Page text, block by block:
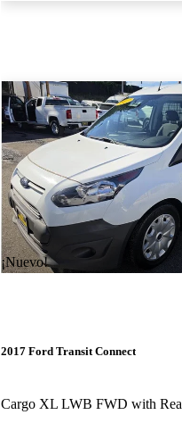
¡Nuevo!
2017 Ford Transit Connect